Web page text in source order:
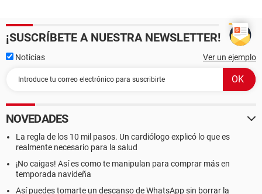
¡SUSCRÍBETE A NUESTRA NEWSLETTER!
Noticias Ver un ejemplo
NOVEDADES
La regla de los 10 mil pasos. Un cardiólogo explicó lo que es
realmente necesario para la salud
¡No caigas! Así es como te manipulan para comprar más en
temporada navideña
Así puedes tomarte un descanso de WhatsApp sin borrar la